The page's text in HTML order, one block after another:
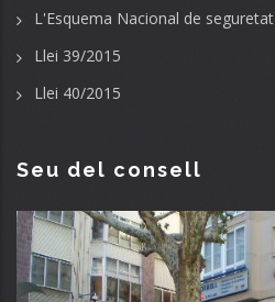
L'Esquema Nacional de seguretat
Llei 39/2015
Llei 40/2015
Seu del consell